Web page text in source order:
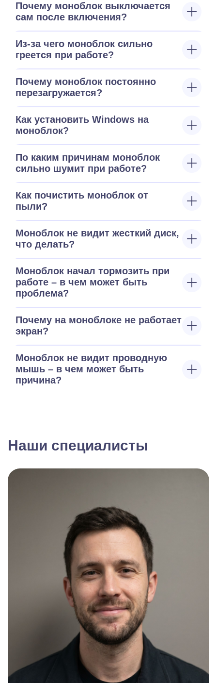
Почему моноблок выключается
сам после включения?
Из-за чего моноблок сильно
греется при работе?
Почему моноблок постоянно
перезагружается?
Как установить Windows на
моноблок?
По каким причинам моноблок
сильно шумит при работе?
Как почистить моноблок от
пыли?
Моноблок не видит жесткий диск,
что делать?
Моноблок начал тормозить при
работе – в чем может быть
проблема?
Почему на моноблоке не работает
экран?
Моноблок не видит проводную
мышь – в чем может быть
причина?
Наши специалисты